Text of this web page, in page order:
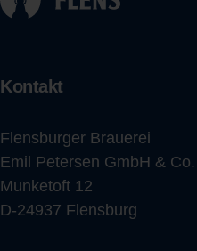
Kontakt
Flensburger Brauerei
Emil Petersen GmbH &
Munketoft 12
D-24937 Flensburg